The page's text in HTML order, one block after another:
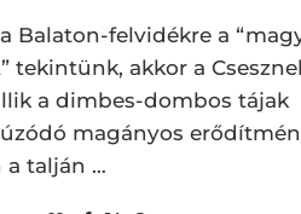
Balaton-felvidékre a
tekintünk, akkor a
a dimbes-dombos tájak
magányos
a talján …